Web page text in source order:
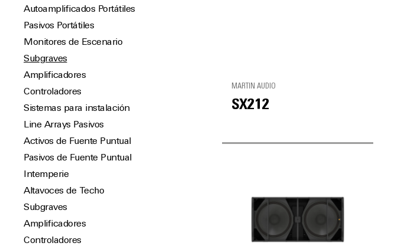
Autoamplificados Portátiles
Pasivos Portátiles
Monitores de Escenario
Subgraves
Amplificadores
Controladores
Sistemas para instalación
Line Arrays Pasivos
Activos de Fuente Puntual
Pasivos de Fuente Puntual
Intemperie
Altavoces de Techo
Subgraves
Amplificadores
Controladores
MARTIN AUDIO
SX212